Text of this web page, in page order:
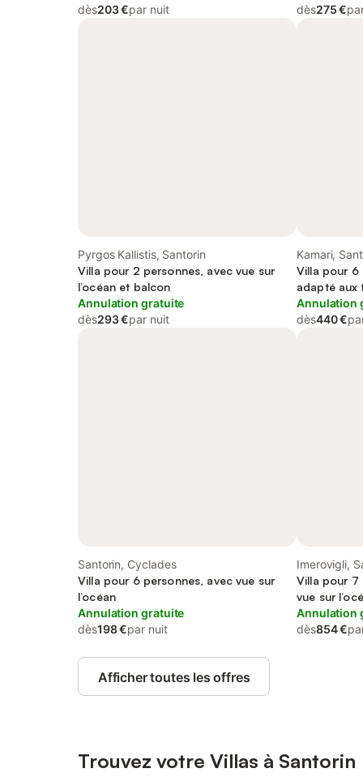
dès203 €par nuit
dès275 €
Pyrgos Kallistis, Santorin
Villa pour 2 personnes, avec vue sur
l’océan et balcon
Annulation gratuite
dès293 €par nuit
Kamari,
Villa pour 6
adapté aux
Annulation
dès440 €
Santorin, Cyclades
Villa pour 6 personnes, avec vue sur
l’océan
Annulation gratuite
dès198 €par nuit
Imerovigli,
Villa pour 7
vue sur
Annulation
dès854 €
Afficher toutes les offres
Trouvez votre Villas à Santorin